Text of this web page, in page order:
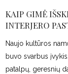
KAIP GIMĖ
INTERJERO
Naujo kultūros
buvo svarbus
patalpų, geresnių